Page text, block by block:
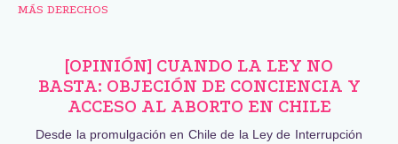
MÁS DERECHOS
[OPINIÓN] CUANDO LA LEY NO
BASTA: OBJECIÓN DE CONCIENCIA Y
ACCESO AL ABORTO EN CHILE
Desde la promulgación en Chile de la Ley de Interrupción